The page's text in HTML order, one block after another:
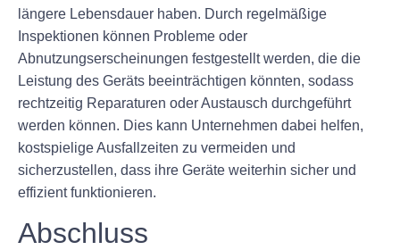
längere Lebensdauer haben. Durch regelmäßige
Inspektionen können Probleme oder
Abnutzungserscheinungen festgestellt werden, die die
Leistung des Geräts beeinträchtigen könnten, sodass
rechtzeitig Reparaturen oder Austausch durchgeführt
werden können. Dies kann Unternehmen dabei helfen,
kostspielige Ausfallzeiten zu vermeiden und
sicherzustellen, dass ihre Geräte weiterhin sicher und
effizient funktionieren.
Abschluss